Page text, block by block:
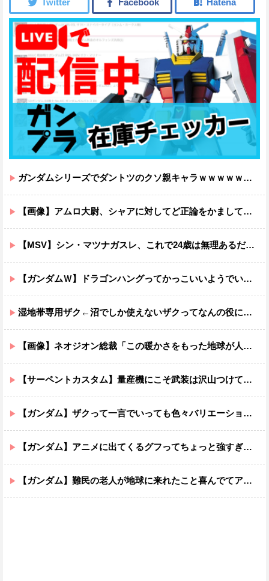
ガンダムシリーズでダントツのクソ親キャラｗｗｗｗｗｗｗｗｗｗｗｗ
【画像】アムロ大尉、シャアに対してど正論をかましてしまうｗｗｗｗｗｗｗｗｗｗ
【MSV】シン・マツナガスレ、これで24歳は無理あるだろ…
【ガンダムＷ】ドラゴンハングってかっこいいようでいて実は全然かっこよくないのでは？
湿地帯専用ザク←沼でしか使えないザクってなんの役に立つ設定なんだ？
【画像】ネオジオン総裁「この暖かさをもった地球が人間さえ破壊するんだ（汗だく）」
【サーペントカスタム】量産機にこそ武装は沢山つけてほしいよね
【ガンダム】ザクって一言でいっても色々バリエーションがあるよね
【ガンダム】アニメに出てくるグフってちょっと強すぎじゃない？
【ガンダム】難民の老人が地球に来れたこと喜んでてアレ？連邦もやってることヤバくない？ってなる